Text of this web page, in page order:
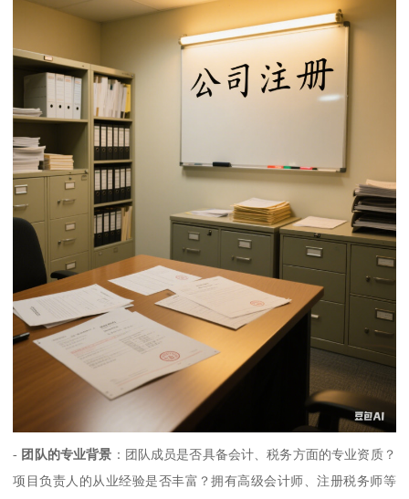
- 团队的专业背景 ：团队成员是否具备会计、税务方面的专业资质？
项目负责人的从业经验是否丰富？拥有高级会计师、注册税务师等